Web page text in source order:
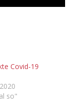
Covid-19
so"